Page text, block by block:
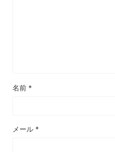
名前 *
メール *